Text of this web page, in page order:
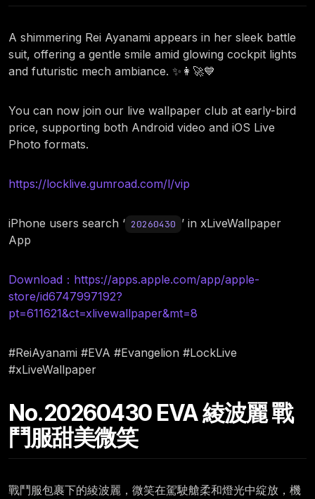
A shimmering Rei Ayanami appears in her sleek battle
suit, offering a gentle smile amid glowing cockpit lights
and futuristic mech ambiance. ✨👩‍🚀💙
You can now join our live wallpaper club at early-bird
price, supporting both Android video and iOS Live
Photo formats.
https://locklive.gumroad.com/l/vip
iPhone users search ‘ 20260430 ’ in xLiveWallpaper
App
Download：https://apps.apple.com/app/apple-
store/id6747997192?
pt=611621&ct=xlivewallpaper&mt=8
#ReiAyanami #EVA #Evangelion #LockLive
#xLiveWallpaper
No.20260430 EVA 綾波麗 戰
鬥服甜美微笑
戰鬥服包裹下的綾波麗，微笑在駕駛艙柔和燈光中綻放，機